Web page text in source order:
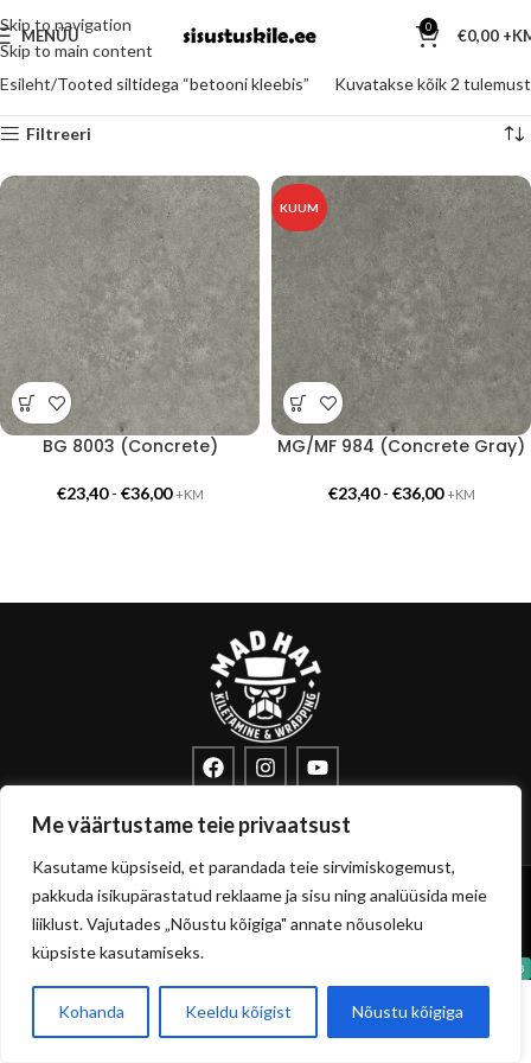
Me väärtustame teie privaatsust
Kasutame küpsiseid, et parandada teie sirvimiskogemust,
pakkuda isikupärastatud reklaame ja sisu ning analüüsida meie
liiklust. Vajutades „Nõustu kõigiga" annate nõusoleku
küpsiste kasutamiseks.
Kohanda Keeldu kõigist Nõustu kõigiga
Skip to navigation
Skip to main content
MENÜÜ 0 €0,00
Esileht Tooted siltidega “betooni kleebis” Kuvatakse kõik 2 tulemust
Filtreeri
BG 8003 (Concrete)
€23,40- €36,00 +KM
KUUM
MG/MF 984 (Concrete Gray)
€23,40- €36,00 +KM
Pärnu mnt 160E, 11317 Tallinn
Copyrightsisustuskile.ee© 2026
Privaatsuspoliitika
Müügitingimused
0